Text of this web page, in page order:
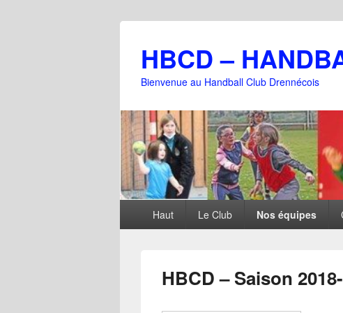
HBCD –
Bienvenue au Handball Club Drennécois
principalHaut Le Club Nos équipes
HBCD – Saison